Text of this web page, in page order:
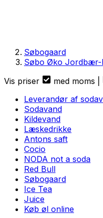
Søbogaard
Søbo Øko Jordbær-
Vis priser
med moms
Leverandør af
Sodavand
Kildevand
Læskedrikke
Antons saft
Cocio
NODA not a soda
Red Bull
Søbogaard
Ice Tea
Juice
Køb øl online